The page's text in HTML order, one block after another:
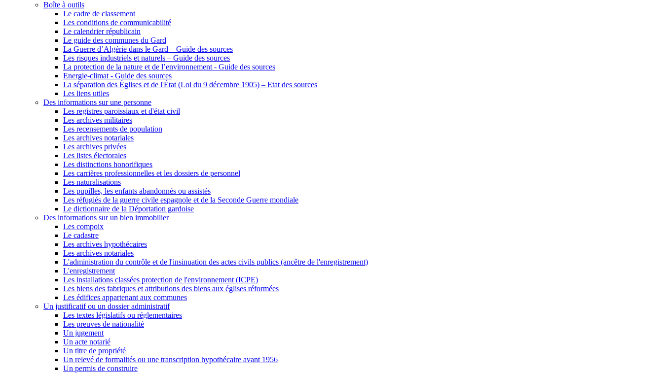
Boîte à outils
Le cadre de classement
Les conditions de communicabilité
Le calendrier républicain
Le guide des communes du Gard
La Guerre d’Algérie dans le Gard – Guide des sources
Les risques industriels et naturels – Guide des sources
La protection de la nature et de l’environnement - Guide des sources
Energie-climat - Guide des sources
La séparation des Églises et de l'État (Loi du 9 décembre 1905) – Etat des sources
Les liens utiles
Des informations sur une personne
Les registres paroissiaux et d'état civil
Les archives militaires
Les recensements de population
Les archives notariales
Les archives privées
Les listes électorales
Les distinctions honorifiques
Les carrières professionnelles et les dossiers de personnel
Les naturalisations
Les pupilles, les enfants abandonnés ou assistés
Les réfugiés de la guerre civile espagnole et de la Seconde Guerre mondiale
Le dictionnaire de la Déportation gardoise
Des informations sur un bien immobilier
Les compoix
Le cadastre
Les archives hypothécaires
Les archives notariales
L'administration du contrôle et de l'insinuation des actes civils publics (ancêtre de l'enregistrement)
L'enregistrement
Les installations classées protection de l'environnement (ICPE)
Les biens des fabriques et attributions des biens aux églises réformées
Les édifices appartenant aux communes
Un justificatif ou un dossier administratif
Les textes législatifs ou réglementaires
Les preuves de nationalité
Un jugement
Un acte notarié
Un titre de propriété
Un relevé de formalités ou une transcription hypothécaire avant 1956
Un permis de construire